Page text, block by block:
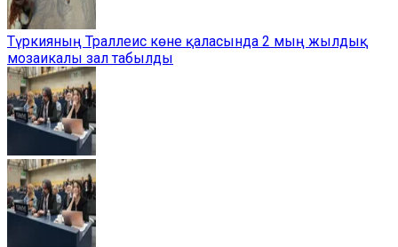
Түркияның Траллеис көне қаласында 2 мың жылдық
мозаикалы зал табылды